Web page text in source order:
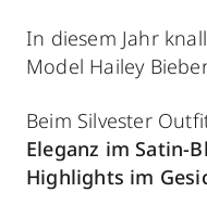
In diesem Jahr
Model Hailey
Beim Silvester
Eleganz im Satin-
Highlights im